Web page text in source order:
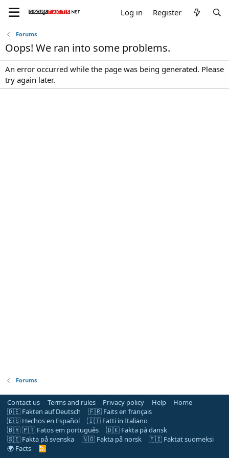
Log in Register
Forums
Oops! We ran into some problems.
An error occurred while the page was being generated. Please
try again later.
Forums
Contact us Terms and rules Privacy policy Help
Home
🇩🇪 Fakten auf Deutsch
🇫🇷 Faits en français
🇪🇸 Hechos en Español
🇮🇹 Fatti in Italiano
🇧🇷 🇵🇹 Fatos em português
🇩🇰 Fakta på dansk
🇸🇪 Fakta på svenska
🇳🇴 Fakta på norsk
🇫🇮 Faktat suomeksi
🌍 Facts
R